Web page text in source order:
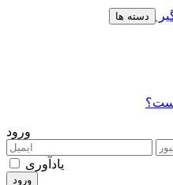
ورود
یادآوری